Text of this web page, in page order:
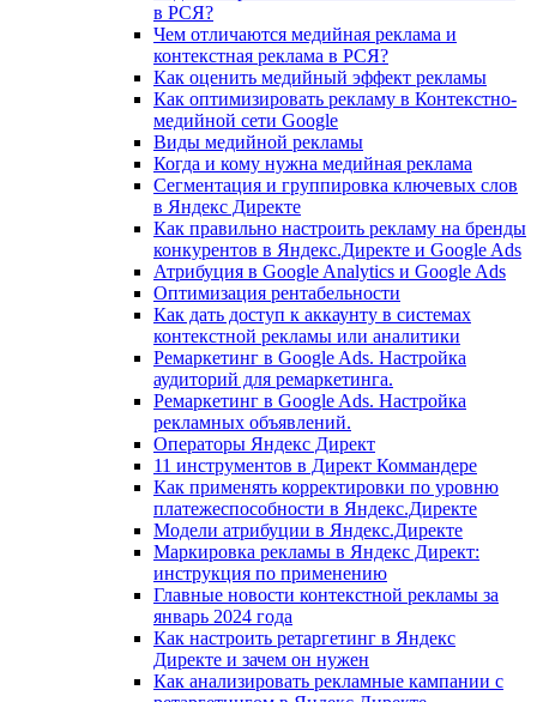
в РСЯ?
Чем отличаются медийная реклама и
контекстная реклама в РСЯ?
Как оценить медийный эффект рекламы
Как оптимизировать рекламу в Контекстно-
медийной сети Google
Виды медийной рекламы
Когда и кому нужна медийная реклама
Сегментация и группировка ключевых слов
в Яндекс Директе
Как правильно настроить рекламу на бренды
конкурентов в Яндекс.Директе и Google Ads
Атрибуция в Google Analytics и Google Ads
Оптимизация рентабельности
Как дать доступ к аккаунту в системах
контекстной рекламы или аналитики
Ремаркетинг в Google Ads. Настройка
аудиторий для ремаркетинга.
Ремаркетинг в Google Ads. Настройка
рекламных объявлений.
Операторы Яндекс Директ
11 инструментов в Директ Коммандере
Как применять корректировки по уровню
платежеспособности в Яндекс.Директе
Модели атрибуции в Яндекс.Директе
Маркировка рекламы в Яндекс Директ:
инструкция по применению
Главные новости контекстной рекламы за
январь 2024 года
Как настроить ретаргетинг в Яндекс
Директе и зачем он нужен
Как анализировать рекламные кампании с